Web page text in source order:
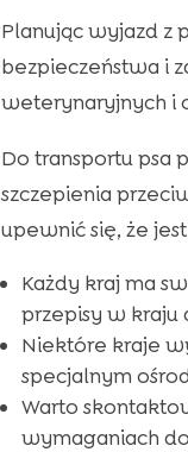
Planując wyjazd z
bezpieczeństwa i
weterynaryjnych i
Do transportu psa
szczepienia
upewnić się, że
Każdy kraj ma
przepisy w
Niektóre kraje
specjalnym
Warto
wymaganiach